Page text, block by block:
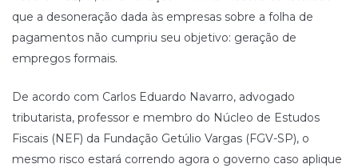
que a desoneração dada às empresas sobre a folha de
pagamentos não cumpriu seu objetivo: geração de
empregos formais.
De acordo com Carlos Eduardo Navarro, advogado
tributarista, professor e membro do Núcleo de Estudos
Fiscais (NEF) da Fundação Getúlio Vargas (FGV-SP), o
mesmo risco estará correndo agora o governo caso aplique